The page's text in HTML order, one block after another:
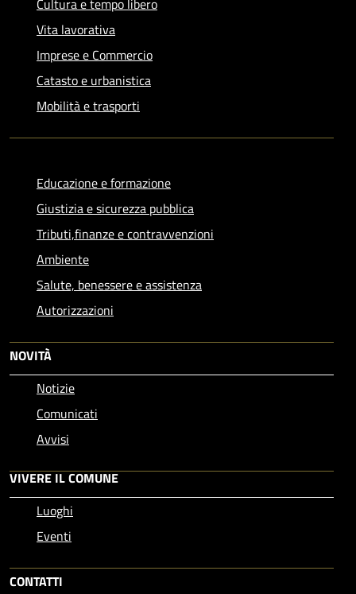
Cultura e tempo libero
Vita lavorativa
Imprese e Commercio
Catasto e urbanistica
Mobilità e trasporti
Educazione e formazione
Giustizia e sicurezza pubblica
Tributi,finanze e contravvenzioni
Ambiente
Salute, benessere e assistenza
Autorizzazioni
NOVITÀ
Notizie
Comunicati
Avvisi
VIVERE IL COMUNE
Luoghi
Eventi
CONTATTI